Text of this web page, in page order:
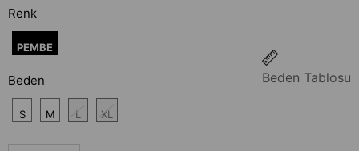
Beden Tablosu
Renk
PEMBE
Beden
S M L XL